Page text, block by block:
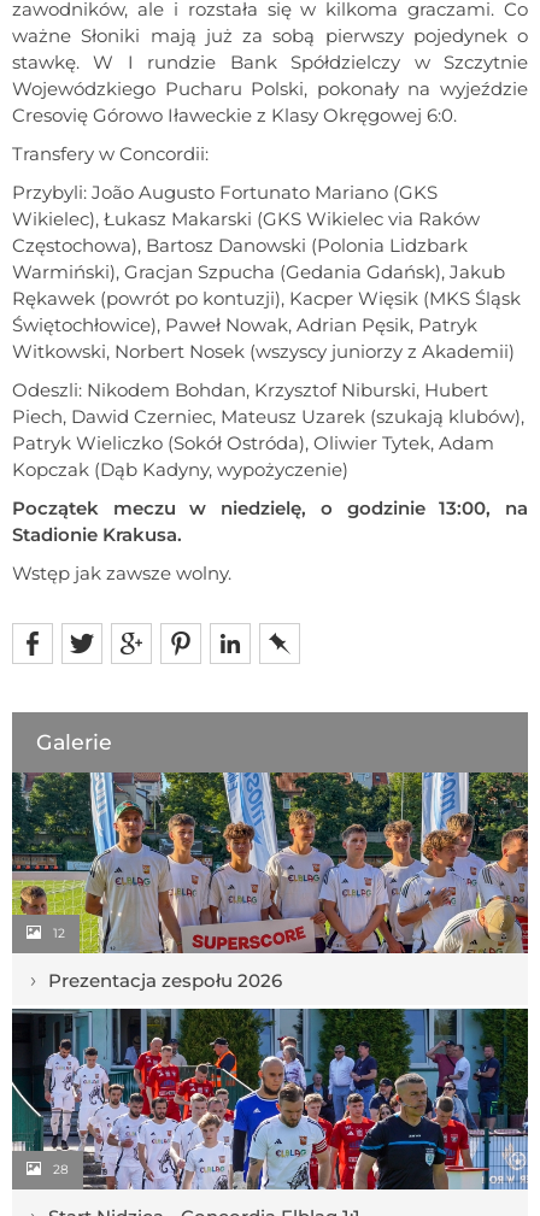
zawodników, ale i rozstała się w kilkoma graczami. Co
ważne Słoniki mają już za sobą pierwszy pojedynek o
stawkę. W I rundzie Bank Spółdzielczy w Szczytnie
Wojewódzkiego Pucharu Polski, pokonały na wyjeździe
Cresovię Górowo Iławeckie z Klasy Okręgowej 6:0.
Transfery w Concordii:
Przybyli: João Augusto Fortunato Mariano (GKS
Wikielec), Łukasz Makarski (GKS Wikielec via Raków
Częstochowa), Bartosz Danowski (Polonia Lidzbark
Warmiński), Gracjan Szpucha (Gedania Gdańsk), Jakub
Rękawek (powrót po kontuzji), Kacper Więsik (MKS Śląsk
Świętochłowice), Paweł Nowak, Adrian Pęsik, Patryk
Witkowski, Norbert Nosek (wszyscy juniorzy z Akademii)
Odeszli: Nikodem Bohdan, Krzysztof Niburski, Hubert
Piech, Dawid Czerniec, Mateusz Uzarek (szukają klubów),
Patryk Wieliczko (Sokół Ostróda), Oliwier Tytek, Adam
Kopczak (Dąb Kadyny, wypożyczenie)
Początek meczu w niedzielę, o godzinie 13:00, na
Stadionie Krakusa.
Wstęp jak zawsze wolny.
Galerie
12
› Prezentacja zespołu 2026
28